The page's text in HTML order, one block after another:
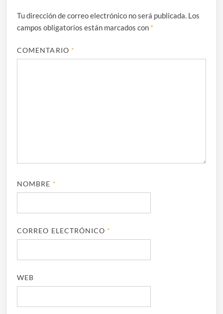
Tu dirección de correo electrónico no será publicada. Los
campos obligatorios están marcados con *
COMENTARIO *
NOMBRE *
CORREO ELECTRÓNICO *
WEB